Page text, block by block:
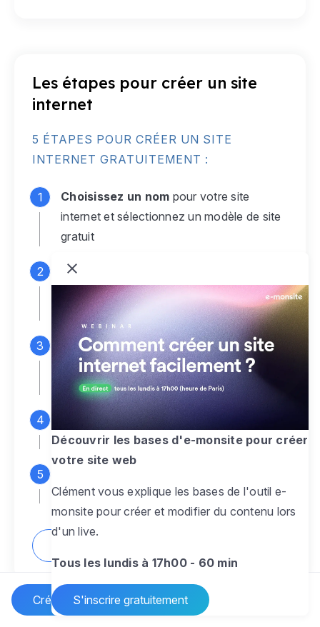
Créer un site Internet
Les étapes pour créer un site
internet
5 ÉTAPES POUR CRÉER UN SITE
INTERNET GRATUITEMENT :
Choisissez un nom pour votre site
internet et sélectionnez un modèle de site
gratuit
Connectez-vous
monsite gratuit pour accéder à votre
espace d'administration
Personnalisez entièrement le
designpour créer un site web sur-mesure,
à votre image
Ajoutez des pagessans limite pour
présenter votre activité, votre passion
pour rendre votre site dynamique
Découvrir les bases d'e-monsite pour créer
votre site web
Clément vous explique les bases de l'outil e-
monsite pour créer et modifier du contenu lors
d'un live.
Tous les lundis à 17h00 - 60 min
S'inscrire gratuitement